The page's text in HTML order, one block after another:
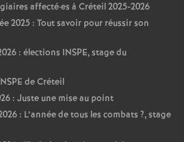
affecté·es à Créteil 2025-2026
2025 : Tout savoir pour réussir son
: élections INSPE, stage du
de Créteil
: Juste une mise au point
: L’année de tous les combats ?, stage